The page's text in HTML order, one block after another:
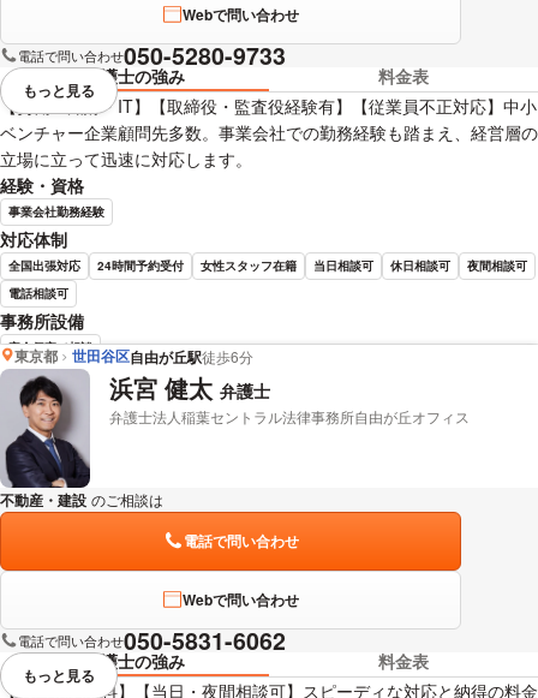
Webで問い合わせ
電話で問い合わせ050-5280-9733
弁護士の強み
料金表
【労働・知財・IT】【取締役・監査役経験有】【従業員不正対応】中小
ベンチャー企業顧問先多数。事業会社での勤務経験も踏まえ、経営層の
立場に立って迅速に対応します。
経験・資格
事業会社勤務経験
対応体制
全国出張対応 24時間予約受付 女性スタッフ在籍 当日相談可 休日相談可
夜間相談可
電話相談可
事務所設備
完全個室で相談
中山 和人 弁護士の詳細情報を見る
視覚的に省略されている要素を
もっと見る
東京都 世田谷区自由が丘駅徒歩6分
浜宮 健太 弁護士
弁護士法人稲葉セントラル法律事務所自由が丘オフィス
不動産・建設 のご相談は
電話で問い合わせ
Webで問い合わせ
電話で問い合わせ050-5831-6062
弁護士の強み
料金表
【初回相談無料】【当日・夜間相談可】スピーディな対応と納得の料金
視覚的に省略されている要素を
もっと見る